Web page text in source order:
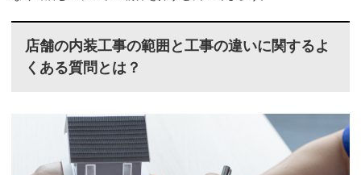
店舗の内装工事の範囲と工事の違いに関するよ
くある質問とは？